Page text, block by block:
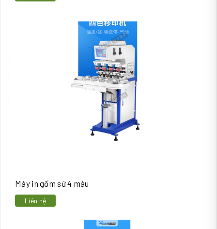
Máy in gốm sứ 4 màu
Liên hệ